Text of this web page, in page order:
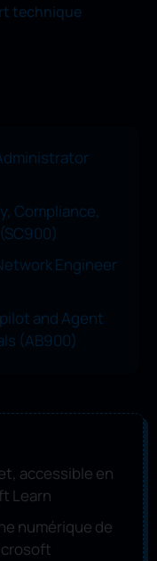
technique
Compliance,
Engineer
and Agent
(AB900)
accessible en
Learn
numérique de